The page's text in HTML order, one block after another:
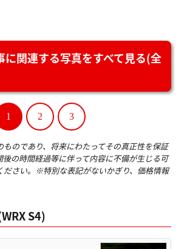
に関連する写真をすべて見る(全
1 2 3
のであり、将来にわたってその真正性を保証
後の時間経過等に伴って内容に不備が生じる可
ださい。※特別な表記がないかぎり、価格情報
S4)